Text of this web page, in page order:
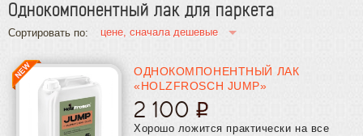
износостойкие и влагостойкие
износостойкие (водные)
для пробки
полиуретановые
однокомпонентные
двухкомпонентные немецкие
neolux
loba lobadur для пробки двухкомпонентные Loba
Однокомпонентный лак для паркета
Сортировать по: цене, сначала дешевые
ОДНОКОМПОНЕНТНЫЙ ЛАК
«HOLZFROSCH JUMP»
2 100
Хорошо ложится практически на все